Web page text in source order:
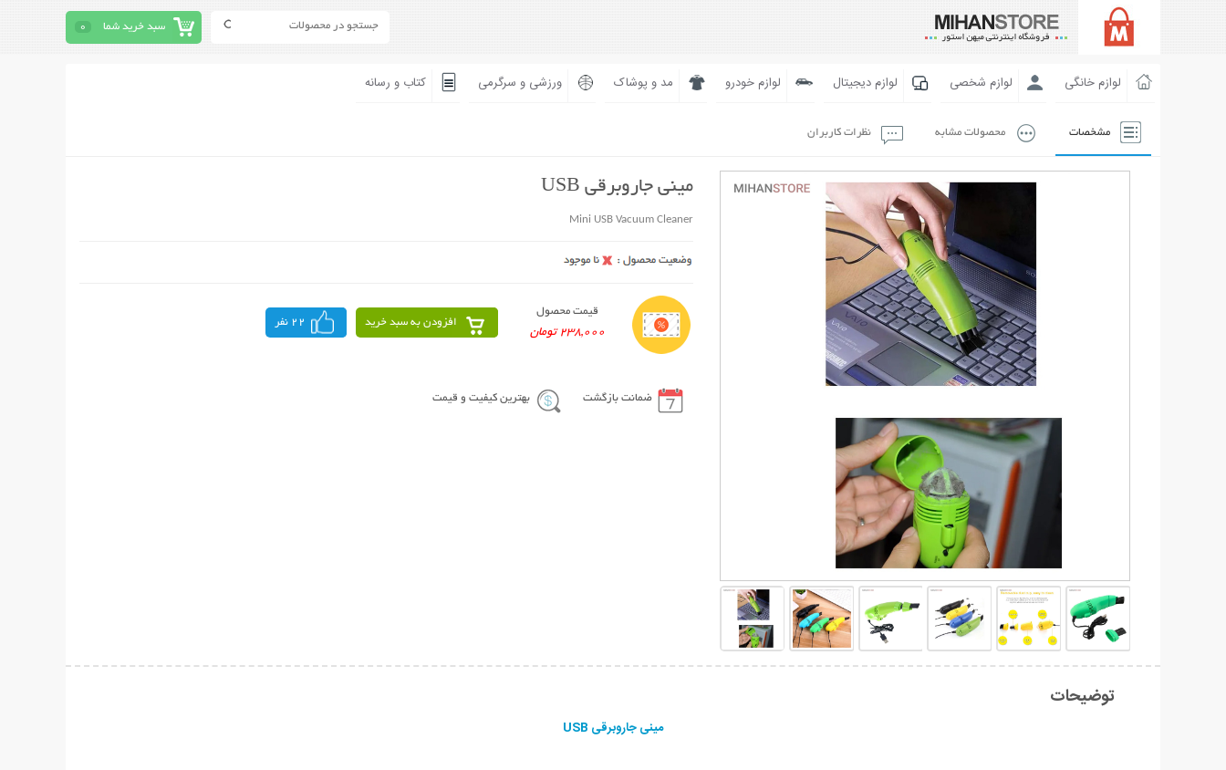
سبد خرید شما 0
لوازم خانگی لوازم شخصی لوازم دیجیتال لوازم خودرو مد و پوشاک ورزشی و سرگرمی کتاب و رسانه
مشخصات محصولات مشابه نظرات کاربران
مینی جاروبرقی USB
Mini USB Vacuum Cleaner
قیمت محصول
238,000 تومان
افزودن به سبد خرید 22 نفر
ضمانت بازگشت بهترین کیفیت و قیمت
توضیحات
مینی جاروبرقی USB